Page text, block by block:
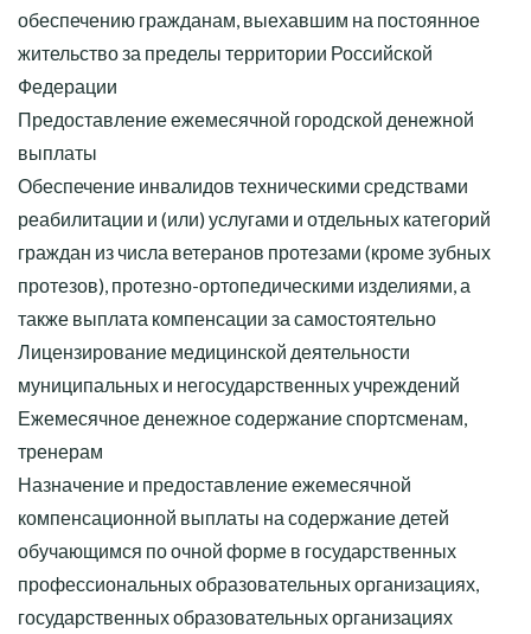
обеспечению гражданам, выехавшим на постоянное
жительство за пределы территории Российской
Федерации
Предоставление ежемесячной городской денежной
выплаты
Обеспечение инвалидов техническими средствами
реабилитации и (или) услугами и отдельных категорий
граждан из числа ветеранов протезами (кроме зубных
протезов), протезно-ортопедическими изделиями, а
также выплата компенсации за самостоятельно
Лицензирование медицинской деятельности
муниципальных и негосударственных учреждений
Ежемесячное денежное содержание спортсменам,
тренерам
Назначение и предоставление ежемесячной
компенсационной выплаты на содержание детей
обучающимся по очной форме в государственных
профессиональных образовательных организациях,
государственных образовательных организациях